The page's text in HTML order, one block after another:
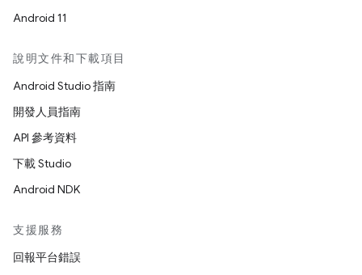
Android 11
說明文件和下載項目
Android Studio 指南
開發人員指南
API 參考資料
下載 Studio
Android NDK
支援服務
回報平台錯誤